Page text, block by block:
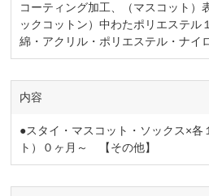
コーティング加工、（マスコット）
ックコットン）中わたポリエステル
綿・アクリル・ポリエステル・ナイ
内容
●スタイ・マスコット・ソックス×各
ト）０ヶ月～ 【その他】